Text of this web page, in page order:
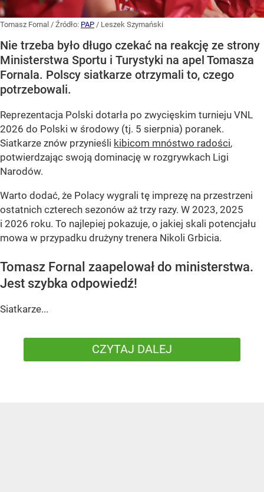
Tomasz Fornal / Źródło: PAP / Leszek Szymański
Nie trzeba było długo czekać na reakcję ze strony
Ministerstwa Sportu i Turystyki na apel Tomasza
Fornala. Polscy siatkarze otrzymali to, czego
potrzebowali.
Reprezentacja Polski dotarła po zwycięskim turnieju VNL
2026 do Polski w środowy (tj. 5 sierpnia) poranek.
Siatkarze znów przynieśli kibicom mnóstwo radości,
potwierdzając swoją dominację w rozgrywkach Ligi
Narodów.
Warto dodać, że Polacy wygrali tę imprezę na przestrzeni
ostatnich czterech sezonów aż trzy razy. W 2023, 2025
i 2026 roku. To najlepiej pokazuje, o jakiej skali potencjału
mowa w przypadku drużyny trenera Nikoli Grbicia.
Tomasz Fornal zaapelował do ministerstwa.
Jest szybka odpowiedź!
Siatkarze...
CZYTAJ DALEJ